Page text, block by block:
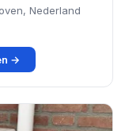
Nederland
→